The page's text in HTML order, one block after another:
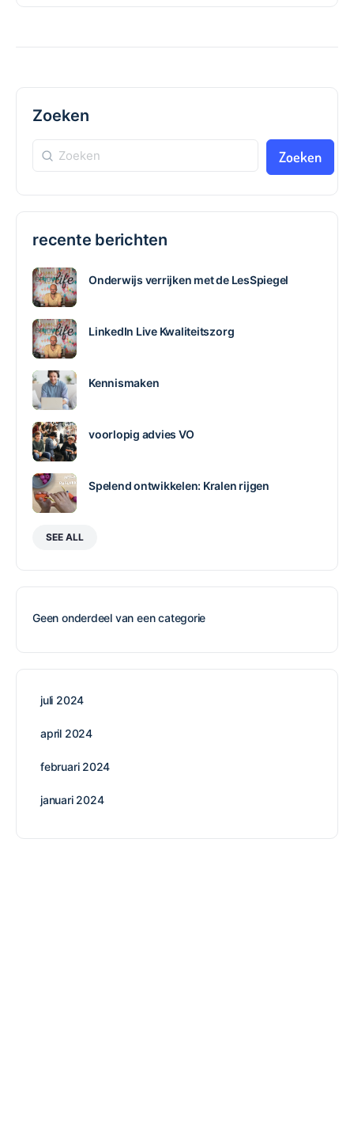
Zoeken
Zoeken
recente berichten
Onderwijs verrijken met de LesSpiegel
LinkedIn Live Kwaliteitszorg
Kennismaken
voorlopig advies VO
Spelend ontwikkelen: Kralen rijgen
SEE ALL
Geen onderdeel van een categorie
juli 2024
april 2024
februari 2024
januari 2024